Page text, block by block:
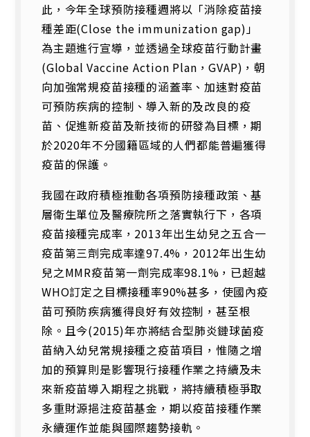
此，今年全球預防接種週將以「消除疫苗接
種差距(Close the immunization gap)」
為主題進行宣導，並透過全球疫苗行動計畫
(Global Vaccine Action Plan，GVAP)，朝
向加強常規疫苗接種的涵蓋率、加速對疫苗
可預防疾病的控制、導入新的及改良的疫
苗、促進新疫苗及新技術的研發為目標，期
於2020年不分國籍區域的人們都能普遍獲得
疫苗的保護。
我國在政府積極推動各項預防接種政策、基
層衛生單位及醫療院所之落實執行下，各項
疫苗接種完成率，2013年出生幼兒之五合一
疫苗第三劑完成率達97.4%，2012年出生幼
兒之MMR疫苗第一劑完成率98.1%，已超越
WHO訂定之目標接種率90%甚多，使國內疫
苗可預防疾病獲得良好有效控制，甚至根
除。且今(2015)年亦將結合型肺炎鏈球菌疫
苗納入幼兒常規接種之疫苗項目，惟隨之增
加的預算則是影響現行接種作業之持續及未
來新疫苗導入期程之挑戰，將持續積極爭取
多重財源挹注疫苗基金，期以疫苗接種作業
永續運作並能與國際趨勢接軌。